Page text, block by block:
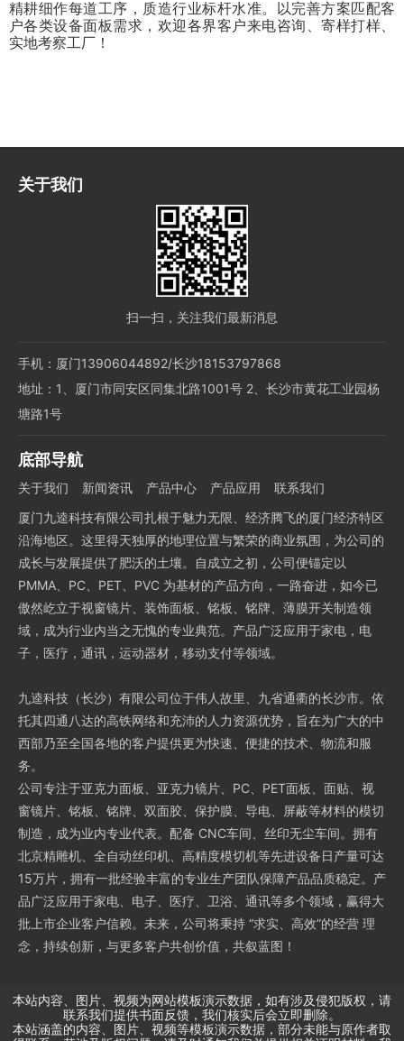
精耕细作每道工序，质造行业标杆水准。以完善方案匹配客
户各类设备面板需求，欢迎各界客户来电咨询、寄样打样、
实地考察工厂！
关于我们
扫一扫，关注我们最新消息
手机：厦门13906044892/长沙18153797868
地址：1、厦门市同安区同集北路1001号 2、长沙市黄花工业园杨
塘路1号
底部导航
关于我们 新闻资讯 产品中心 产品应用
联系我们
厦门九逵科技有限公司扎根于魅力无限、经济腾飞的厦门经济特区
沿海地区。这里得天独厚的地理位置与繁荣的商业氛围，为公司的
成长与发展提供了肥沃的土壤。自成立之初，公司便锚定以
PMMA、PC、PET、PVC 为基材的产品方向，一路奋进，如今已
傲然屹立于视窗镜片、装饰面板、铭板、铭牌、薄膜开关制造领
域，成为行业内当之无愧的专业典范。产品广泛应用于家电，电
子，医疗，通讯，运动器材，移动支付等领域。
九逵科技（长沙）有限公司位于伟人故里、九省通衢的长沙市。依
托其四通八达的高铁网络和充沛的人力资源优势，旨在为广大的中
西部乃至全国各地的客户提供更为快速、便捷的技术、物流和服
务。
公司专注于亚克力面板、亚克力镜片、PC、PET面板、面贴、视
窗镜片、铭板、铭牌、双面胶、保护膜、导电、屏蔽等材料的模切
制造，成为业内专业代表。配备 CNC车间、丝印无尘车间。拥有
北京精雕机、全自动丝印机、高精度模切机等先进设备日产量可达
15万片，拥有一批经验丰富的专业生产团队保障产品品质稳定。产
品广泛应用于家电、电子、医疗、卫浴、通讯等多个领域，赢得大
批上市企业客户信赖。未来，公司将秉持 “求实、高效”的经营 理
念，持续创新，与更多客户共创价值，共叙蓝图！
本站内容、图片、视频为网站模板演示数据，如有涉及侵犯版权，请
联系我们提供书面反馈，我们核实后会立即删除。
本站涵盖的内容、图片、视频等模板演示数据，部分未能与原作者取